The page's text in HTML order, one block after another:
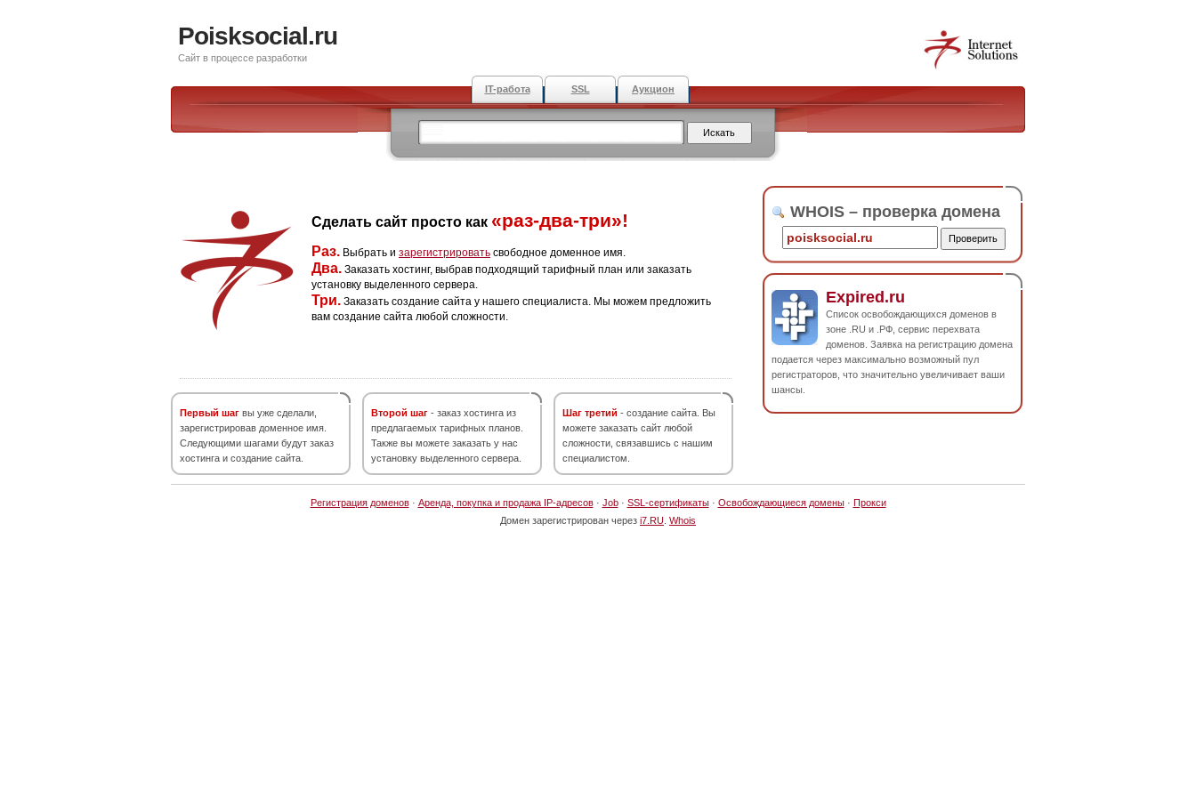
Poisksocial.ru
Сайт в процессе разработки
IT-работа SSL Аукцион
Сделать сайт просто как «раз-два-три»!
Раз. Выбрать и зарегистрировать свободное доменное имя.
Два. Заказать хостинг, выбрав подходящий тарифный план или заказать
установку выделенного сервера.
Три. Заказать создание сайта у нашего специалиста. Мы можем предложить
вам создание сайта любой сложности.
Первый шаг вы уже сделали,
зарегистрировав доменное имя.
Следующими шагами будут заказ
хостинга и создание сайта.
Второй шаг - заказ хостинга из
предлагаемых тарифных планов.
Также вы можете заказать у нас
установку выделенного сервера.
Шаг третий - создание сайта. Вы
можете заказать сайт любой
сложности, связавшись с нашим
специалистом.
WHOIS – проверка домена
Expired.ru
Список освобождающихся доменов в
зоне .RU и .РФ, сервис перехвата
доменов. Заявка на регистрацию домена
подается через максимально возможный пул
регистраторов, что значительно увеличивает ваши
шансы.
Регистрация доменов· Аренда, покупка и продажа IP-адресов· Job· SSL-сертификаты· Освобождающиеся домены· Прокси
Домен зарегистрирован через i7.RU Whois